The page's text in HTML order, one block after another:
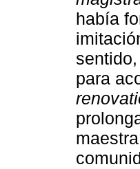
había
para